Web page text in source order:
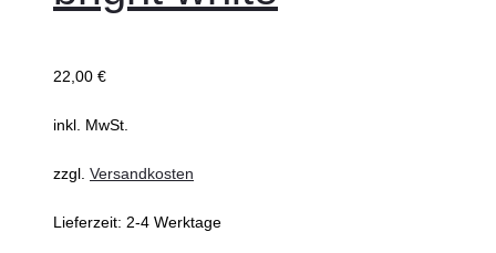
22,00 €
inkl. MwSt.
zzgl. Versandkosten
Lieferzeit: 2-4 Werktage